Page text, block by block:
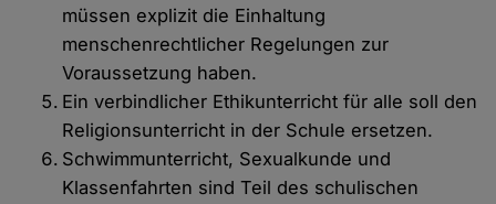
müssen explizit die Einhaltung
menschenrechtlicher Regelungen zur
Voraussetzung haben.
Ein verbindlicher Ethikunterricht für alle soll den
Religionsunterricht in der Schule ersetzen.
Schwimmunterricht, Sexualkunde und
Klassenfahrten sind Teil des schulischen